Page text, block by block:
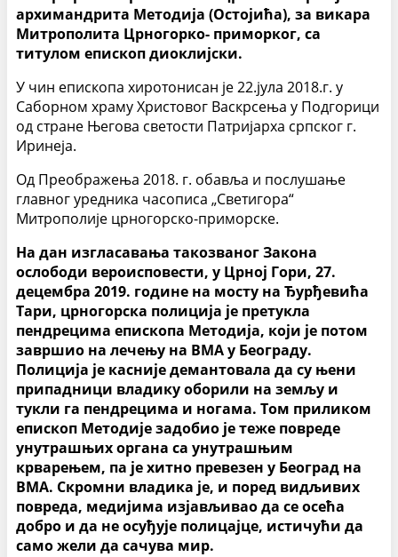
архимандрита Методија (Остојића), за викара
Митрополита Црногорко- приморког, са
титулом епископ диоклијски.
У чин епископа хиротонисан је 22.јула 2018.г. у
Саборном храму Христовог Васкрсења у Подгорици
од стране Његова светости Патријарха српског г.
Иринеја.
Од Преображења 2018. г. обавља и послушање
главног уредника часописа „Светигора“
Митрополије црногорско-приморске.
На дан изгласавања такозваног Закона
ослободи вероисповести, у Црној Гори, 27.
децембра 2019. године на мосту на Ђурђевића
Тари, црногорска полиција је претукла
пендрецима епископа Методија, који је потом
завршио на лечењу на ВМА у Београду.
Полиција је касније демантовала да су њени
припадници владику оборили на земљу и
тукли га пендрецима и ногама. Том приликом
епископ Методије задобио је теже повреде
унутрашњих органа са унутрашњим
крварењем, па је хитно превезен у Београд на
ВМА. Скромни владика је, и поред видљивих
повреда, медијима изјављивао да се осећа
добро и да не осуђује полицајце, истичући да
само жели да сачува мир.